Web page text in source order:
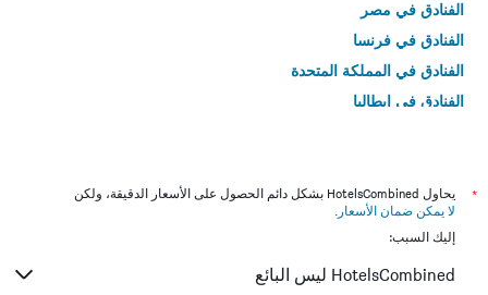
الفنادق في مصر
الفنادق في فرنسا
الفنادق في المملكة المتحدة
الفنادق في إيطاليا
*
يحاول HotelsCombined بشكل دائم الحصول على الأسعار الدقيقة، ولكن
لا يمكن ضمان الأسعار .
إليك السبب:
HotelsCombined ليس البائع